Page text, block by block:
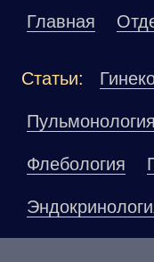
Главная
Статьи:
Пульмонология
Флебология